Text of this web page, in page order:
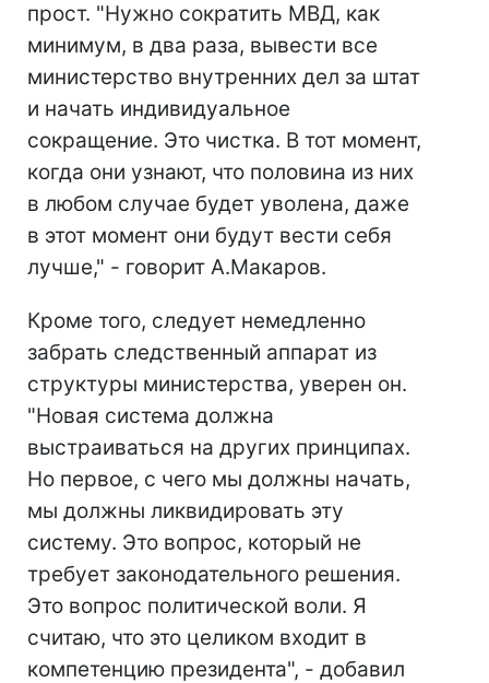
прост. "Нужно сократить МВД, как
минимум, в два раза, вывести все
министерство внутренних дел за штат
и начать индивидуальное
сокращение. Это чистка. В тот момент,
когда они узнают, что половина из них
в любом случае будет уволена, даже
в этот момент они будут вести себя
лучше," - говорит А.Макаров.
Кроме того, следует немедленно
забрать следственный аппарат из
структуры министерства, уверен он.
"Новая система должна
выстраиваться на других принципах.
Но первое, с чего мы должны начать,
мы должны ликвидировать эту
систему. Это вопрос, который не
требует законодательного решения.
Это вопрос политической воли. Я
считаю, что это целиком входит в
компетенцию президента", - добавил